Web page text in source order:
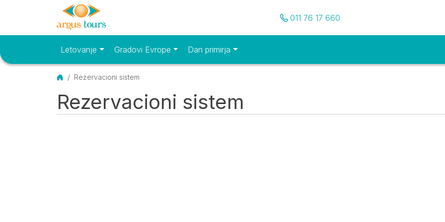
Pozovite nas
011 76 17 660
Osnovni meniLetovanje Gradovi Evrope Dan primirja
Početna
Rezervacioni sistem
Rezervacioni sistem